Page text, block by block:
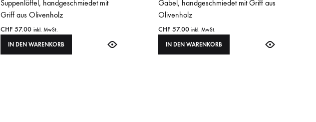
Suppenlöffel, handgeschmiedet mit
Griff aus Olivenholz
CHF 57.00 inkl. MwSt.
IN DEN WARENKORB
Gabel, handgeschmiedet mit Griff aus
Olivenholz
CHF 57.00 inkl. MwSt.
IN DEN WARENKORB